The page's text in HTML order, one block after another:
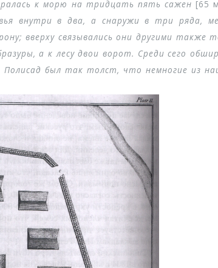
к морю на тридцать пять сажен [65
внутри в два, а снаружи в три ряда,
вверху связывались они другими также
а к лесу двои ворот. Среди сего
был так толст, что немногие из